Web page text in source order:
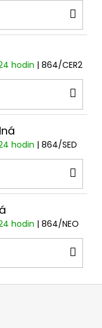
hodin | 864/CER2
hodin | 864/SED
hodin | 864/NEO